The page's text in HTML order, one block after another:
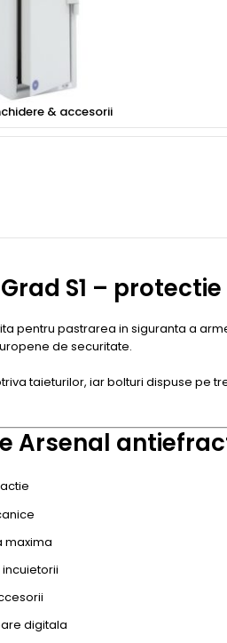
& accesorii
S1 –
pentru pastrarea in siguranta a
de securitate.
taieturilor, iar bolturi dispuse
Arsenal
maxima
digitala